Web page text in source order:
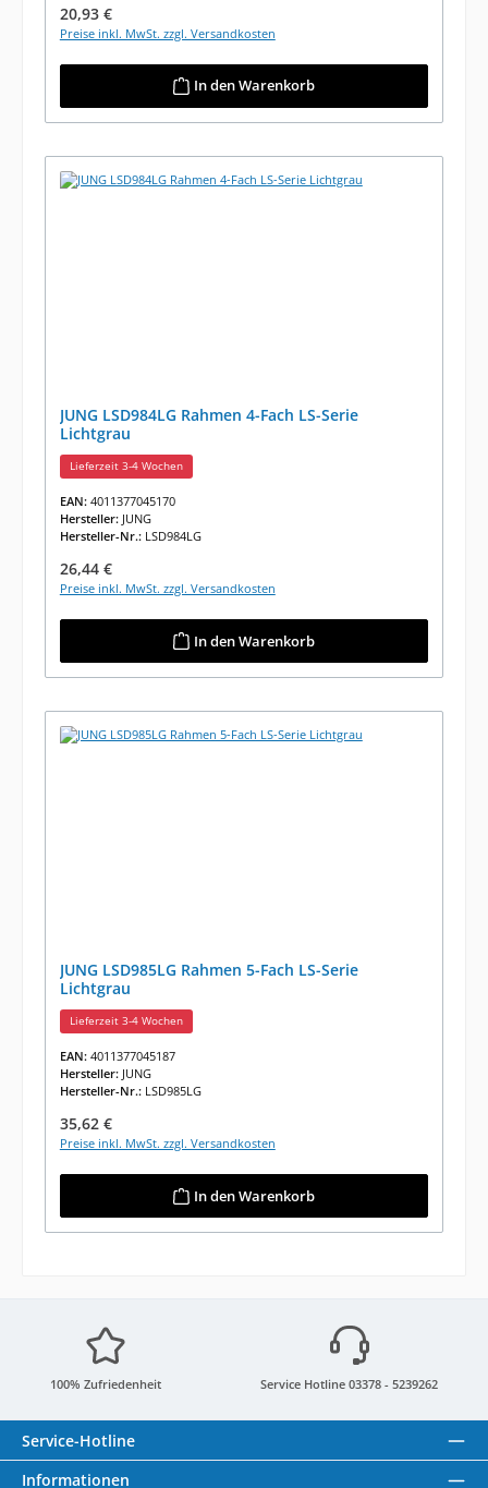
Regulärer Preis:
20,93 €
Preise inkl. MwSt. zzgl. Versandkosten
In den Warenkorb
JUNG LSD984LG Rahmen 4-Fach LS-Serie
Lichtgrau
Lieferzeit 3-4 Wochen
EAN: 4011377045170
Hersteller: JUNG
Hersteller-Nr.: LSD984LG
Regulärer Preis:
26,44 €
Preise inkl. MwSt. zzgl. Versandkosten
In den Warenkorb
JUNG LSD985LG Rahmen 5-Fach LS-Serie
Lichtgrau
Lieferzeit 3-4 Wochen
EAN: 4011377045187
Hersteller: JUNG
Hersteller-Nr.: LSD985LG
Regulärer Preis:
35,62 €
Preise inkl. MwSt. zzgl. Versandkosten
In den Warenkorb
100% Zufriedenheit Service Hotline 03378 - 5239262
Service-Hotline
Informationen